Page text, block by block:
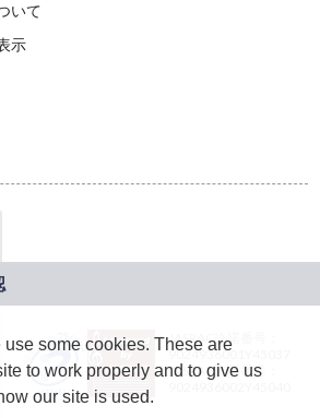
いて
示
JASRAC許諾番号：
9024936001Y45037
JASRAC許諾番号：
some cookies. These are
to work properly and to give us
our site is used.